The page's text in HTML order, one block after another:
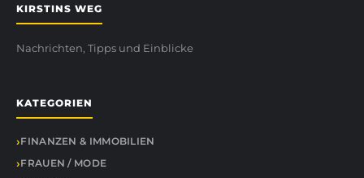
KIRSTINS WEG
Nachrichten, Tipps und Einblicke
KATEGORIEN
FINANZEN & IMMOBILIEN
FRAUEN / MODE